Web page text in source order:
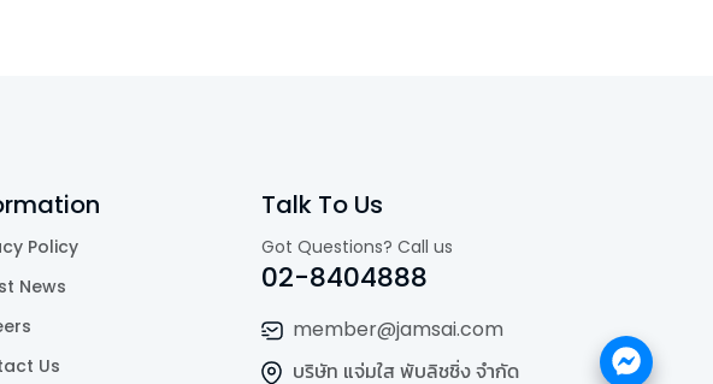
Policy
News
Us
Talk To Us
Got Questions? Call us
02-8404888
member@jamsai.com
บริษัท แจ่มใส พับลิชชิ่ง จำกัด